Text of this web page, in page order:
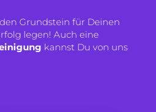
Grundstein für Deinen
legen! Auch eine
kannst Du von uns